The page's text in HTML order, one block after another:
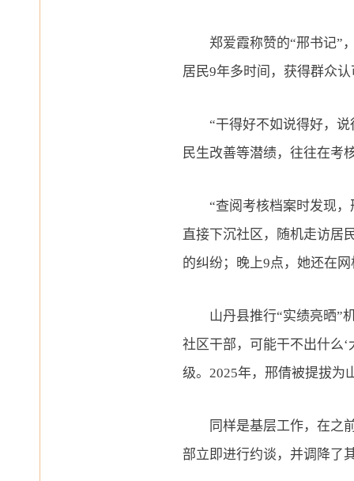
郑爱霞称赞的“邢书记”
居民9年多时间，获得群众
“干得好不如说得好，
民生改善等潜绩，往往在考
“查阅考核档案时发现
直接下沉社区，随机走访居
的纠纷；晚上9点，她还在
山丹县推行“实绩亮晒”
社区干部，可能干不出什么
级。2025年，邢倩被提拔为
同样是基层工作，在之前
部立即进行约谈，并调降了